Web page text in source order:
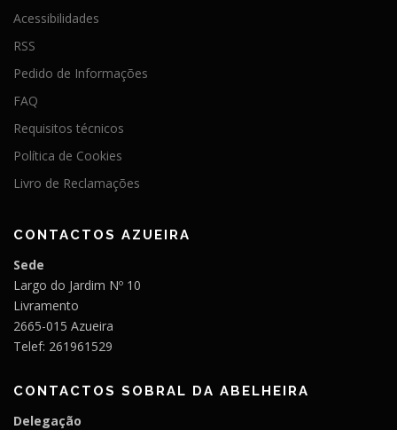
Acessibilidades
RSS
Pedido de Informações
FAQ
Requisitos técnicos
Política de Cookies
Livro de Reclamações
CONTACTOS AZUEIRA
Sede
Largo do Jardim Nº 10
Livramento
2665-015 Azueira
Telef: 261961529
CONTACTOS SOBRAL DA ABELHEIRA
Delegação